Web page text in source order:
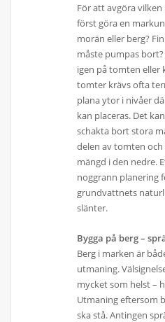
För att avgöra
först göra en
morän eller berg?
måste pumpas
igen på tomten eller
tomter krävs ofta
plana ytor i nivåer
kan placeras. Det
schakta bort stora
delen av tomten
mängd i den nedre.
noggrann planering
grundvattnets
slänter.
Bygga på berg –
Berg i marken är
utmaning.
mycket som helst –
Utmaning eftersom
ska stå. Antingen